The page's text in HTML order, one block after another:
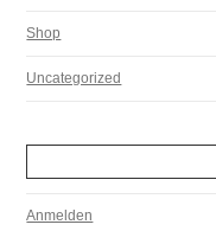
Shop
Uncategorized
Anmelden